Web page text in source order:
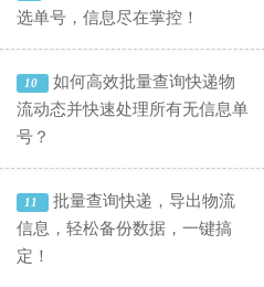
选单号，信息尽在掌控！
10
如何高效批量查询快递物
流动态并快速处理所有无信息单
号？
11
批量查询快递，导出物流
信息，轻松备份数据，一键搞
定！